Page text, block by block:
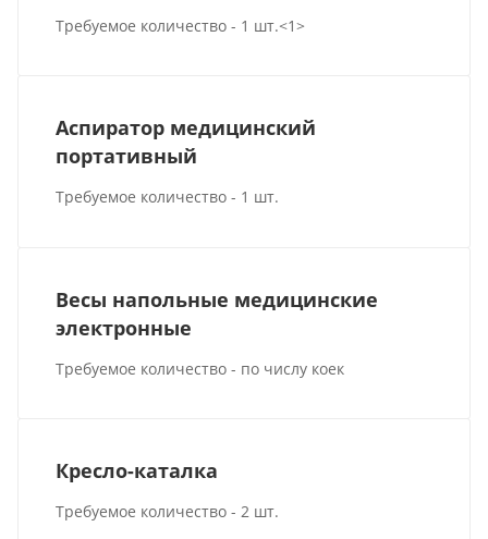
Требуемое количество - 1 шт.<1>
Аспиратор медицинский
портативный
Требуемое количество - 1 шт.
Весы напольные медицинские
электронные
Требуемое количество - по числу коек
Кресло-каталка
Требуемое количество - 2 шт.